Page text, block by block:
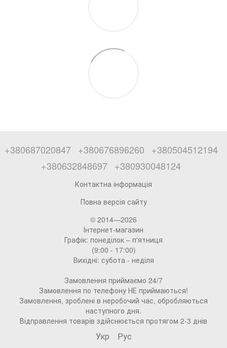
+380687020847 +380676896260
+380504512194
+380632848697 +380930048124
Контактна інформація
Повна версія сайту
© 2014—2026
Інтернет-магазин
Графік: понеділок – п'ятниця
(9:00 - 17:00)
Вихідні: субота - неділя
Замовлення приймаємо 24/7
Замовлення по телефону НЕ приймаються!
Замовлення, зроблені в неробочий час, обробляються
наступного дня.
Відправлення товарів здійснюється протягом 2-3 днів
Укр Рус